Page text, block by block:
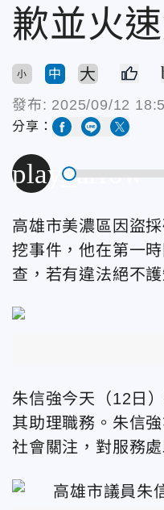
歉並火
小 中 大
發布: 2025/09/12
分享：
play_arrow
高雄市美濃區因盜
挖事件，他在第一
查，若有違法絕不護
朱信強今天（12日
其助理職務。朱信
社會關注，對服務